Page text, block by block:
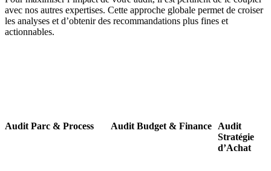
avec nos autres expertises. Cette approche globale permet de croiser
les analyses et d’obtenir des recommandations plus fines et
actionnables.
Audit Parc & Process Audit Budget & Finance
Audit
Stratégie
d’Achat